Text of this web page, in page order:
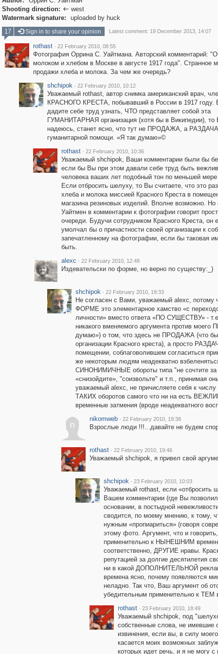
Shooting direction:  west
Watermark signature:
uploaded by huck
17
Sign in to share your opinion Latest comment: 19 December 2013, 14:07
rothast · 22 February 2010, 08:55
Фотография Оррина С. Уайтмана. Авторский комментарий:
молоком и хлебом в Москве в августе 1917 года". Странное
продажи хлеба и молока. За чем же очередь?
shchipok · 22 February 2010, 10:12
Уважаемый rothast, автор снимка американский врач,
КРАСНОГО КРЕСТА, побывавший в России в 1917 году.
дадите себе труд узнать, ЧТО представляет собой эта
ГУМАНИТАРНАЯ организация (хотя бы в Википедии), то
надеюсь, станет ясно, что тут не ПРОДАЖА, а РАЗДАЧА
гуманитарной помощи. «Я так думаю»©
rothast · 22 February 2010, 10:36
Уважаемый shchipok, Ваши комментарии были бы
если бы Вы при этом давали себе труд быть
человека ваших лет подобный тон по меньшей
Если отбросить шелуху, то Вы считаете, что это
хлеба и молока миссией Красного Креста в
магазина резиновых изделий. Вполне возможно. Но
Уайтмен в комментарии к фотографии говорит
очереди. Будучи сотрудником Красного Креста, он
умолчал бы о причастности своей организации к
запечатленному на фотографии, если бы таковая
быть.
alexc · 22 February 2010, 12:48
Издевательски по форме, но верно по существу:_)
shchipok · 22 February 2010, 19:33
Не согласен с Вами, уважаемый alexc, потому
ФОРМЕ это элементарное хамство «с
личности» вместо ответа «ПО СУЩЕСТВУ» -
никакого вменяемого аргумента против
думаю») о том, что здесь не ПРОДАЖА (что
организации Красного креста), а просто
помещении, соблаговолившем согласиться
же некоторым людям неадекватно
СИНОНИМИЧНЫЕ обороты типа "не сочтите за
«снизойдите», "соизвольте" и т.п., принимая
уважаемый alexc, не причисляете себя к
ТАКИХ оборотов самого что ни на есть
временные затмения (вроде неадекватного
n
nikomweb · 22 February 2010, 19:38
Взрослые люди !!!...давайте не будем
rothast · 22 February 2010, 19:46
Уважаемый shchipok, я привел свой
shchipok · 23 February 2010, 10:03
Уважаемый rothast, если «отбросить
Вашем комментарии (где Вы
основании, в постыдной
сводится, по моему мнению, к тому,
нужным «пропиариться» (говоря
этому фото. Аргумент, что и
применительно к НЫНЕШНИМ
соответственно, ДРУГИЕ нравы.
репутацией за долгие десятилетия
ни в какой ДОПОЛНИТЕЛЬНОЙ
времена ясно, почему появляются
неладно. Так что, Ваш аргумент об
убедительным применительно к ТЕМ
rothast · 23 February 2010, 18:49
Уважаемый shchipok, под
собственные слова, не имевшие
извинения, если вы, в силу
касается моих возможных
которых идет речь, и я не могу с